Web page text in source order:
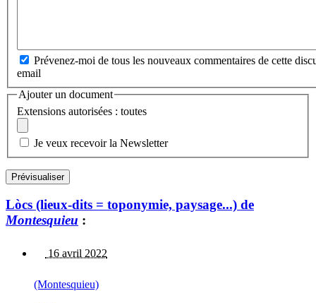
Prévenez-moi de tous les nouveaux commentaires de cette
email
Ajouter un document
Extensions autorisées : toutes
Je veux recevoir la Newsletter
Lòcs (lieux-dits = toponymie, paysage...) de
Montesquieu :
16 avril 2022
(Montesquieu)